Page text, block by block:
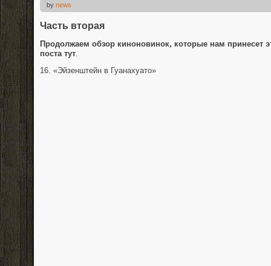
by news
Часть вторая
Продолжаем обзор киноновинок, которые нам принесет
поста тут
16. «Эйзенштейн в Гуанахуато»